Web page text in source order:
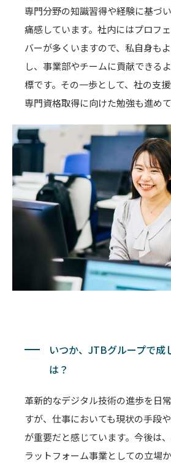
専門分野の知識習得や経験に基づ
痛感しています。社内にはプロフ
バーが多くいますので、私自身も
し、事業部やチームに貢献できる
標です。その一歩として、社の支
専門資格取得に向けた勉強も進めて
いつか、JTBグループで成
は？
革新的なデジタル技術の進歩を日
すが、仕事においても現状の手段
が重要だと感じています。今後は
ラットフォーム事業としての立場